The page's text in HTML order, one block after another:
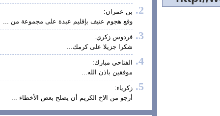
بن عمران:
وقع هجوم عنيف بإقليم عبدة على مجموعة من ...
فردوس زكري:
شكرا جزيلا على كرمك...
الفتاحي مبارك:
موفقين باذن الله...
زكرياء:
أرجو من الاخ الكريم أن يصلح بعض الأخطاء ...